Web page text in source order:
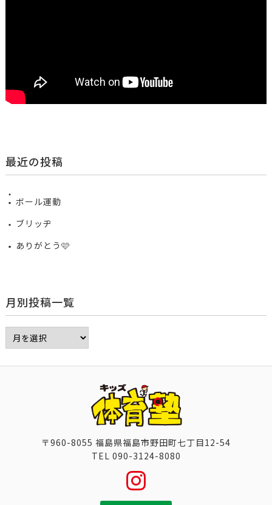
最近の投稿
ボール運動
ブリッヂ
ありがとう🩷
月別投稿一覧
〒960-8055 福島県福島市野田町七丁目12-54
TEL 090-3124-8080